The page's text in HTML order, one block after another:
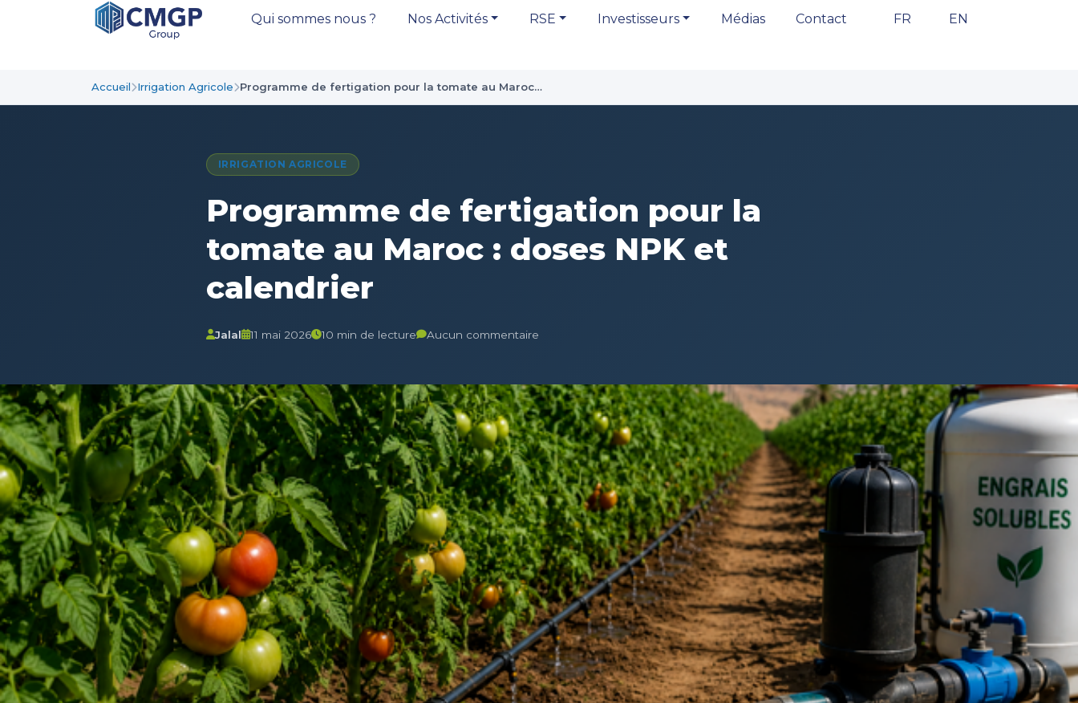
Qui sommes nous ? Nos Activités RSE Investisseurs Médias Contact FR EN
Accueil Irrigation Agricole Programme de fertigation pour la tomate au Maroc…
IRRIGATION AGRICOLE
Programme de fertigation pour la
tomate au Maroc : doses NPK et
calendrier
Jalal 11 mai 2026 10 min de lecture Aucun commentaire